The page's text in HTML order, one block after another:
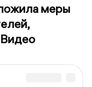
меры